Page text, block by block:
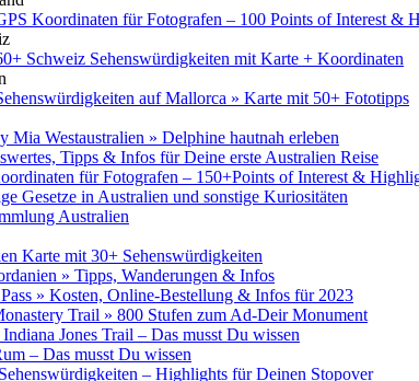
Koordinaten für Fotografen – 100 Points of Interest &
Schweiz Sehenswürdigkeiten mit Karte + Koordinaten
auf Mallorca » Karte mit 50+ Fototipps
Mia Westaustralien » Delphine hautnah erleben
Tipps & Infos für Deine erste Australien Reise
für Fotografen – 150+Points of Interest &
Gesetze in Australien und sonstige Kuriositäten
Australien
Karte mit 30+ Sehenswürdigkeiten
» Tipps, Wanderungen & Infos
» Kosten, Online-Bestellung & Infos für 2023
Trail » 800 Stufen zum Ad-Deir Monument
Indiana Jones Trail – Das musst Du wissen
– Das musst Du wissen
– Highlights für Deinen Stopover